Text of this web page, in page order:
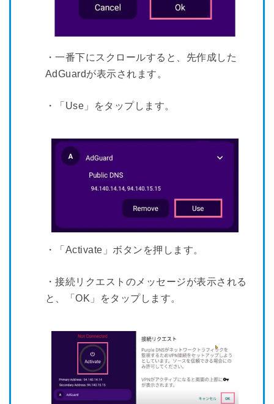
・一番下にスクロールすると、先作成した
AdGuardが表示されます。
・「Use」をタップします。
・「Activate」ボタンを押します。
・接続リクエストのメッセージが表示される
と、「OK」をタップします。